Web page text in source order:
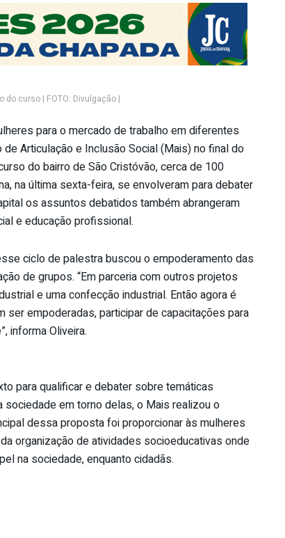
curso | FOTO: Divulgação |
para o mercado de trabalho em diferentes
Articulação e Inclusão Social (Mais) no final do
do bairro de São Cristóvão, cerca de 100
na última sexta-feira, se envolveram para debater
os assuntos debatidos também abrangeram
e educação profissional.
ciclo de palestra buscou o empoderamento das
de grupos. “Em parceria com outros projetos
e uma confecção industrial. Então agora é
ser empoderadas, participar de capacitações para
informa Oliveira.
para qualificar e debater sobre temáticas
em torno delas, o Mais realizou o
dessa proposta foi proporcionar às mulheres
organização de atividades socioeducativas onde
na sociedade, enquanto cidadãs.